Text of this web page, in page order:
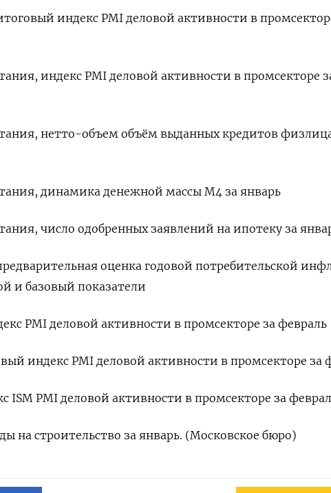
индекс PMI деловой активности в
индекс PMI деловой активности в промсекторе
нетто-объем объём выданных кредитов
динамика денежной массы М4 за январь
число одобренных заявлений на ипотеку за
оценка годовой потребительской
и базовый показатели
PMI деловой активности в промсекторе за февраль
индекс PMI деловой активности в промсекторе за
ISM PMI деловой активности в промсекторе за
на строительство за январь. (Московское бюро)